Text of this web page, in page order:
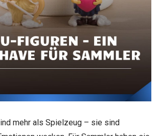
mehr als Spielzeug – sie sind